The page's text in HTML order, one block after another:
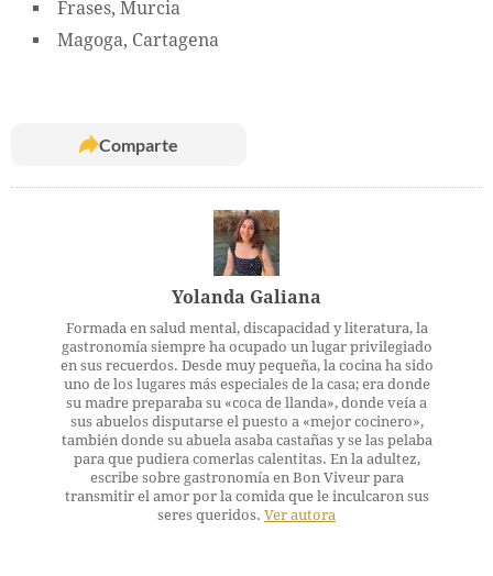
Frases, Murcia
Magoga, Cartagena
Comparte
Yolanda Galiana
Formada en salud mental, discapacidad y literatura, la
gastronomía siempre ha ocupado un lugar privilegiado
en sus recuerdos. Desde muy pequeña, la cocina ha sido
uno de los lugares más especiales de la casa; era donde
su madre preparaba su «coca de llanda», donde veía a
sus abuelos disputarse el puesto a «mejor cocinero»,
también donde su abuela asaba castañas y se las pelaba
para que pudiera comerlas calentitas. En la adultez,
escribe sobre gastronomía en Bon Viveur para
transmitir el amor por la comida que le inculcaron sus
seres queridos. Ver autora